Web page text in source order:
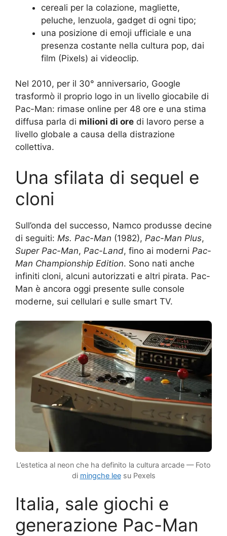
cereali per la colazione, magliette,
peluche, lenzuola, gadget di ogni tipo;
una posizione di emoji ufficiale e una
presenza costante nella cultura pop, dai
film (Pixels) ai videoclip.
Nel 2010, per il 30° anniversario, Google
trasformò il proprio logo in un livello giocabile di
Pac-Man: rimase online per 48 ore e una stima
diffusa parla di milioni di ore di lavoro perse a
livello globale a causa della distrazione
collettiva.
Una sfilata di sequel e
cloni
Sull’onda del successo, Namco produsse decine
di seguiti: Ms. Pac-Man (1982), Pac-Man Plus,
Super Pac-Man, Pac-Land, fino ai moderni Pac-
Man Championship Edition. Sono nati anche
infiniti cloni, alcuni autorizzati e altri pirata. Pac-
Man è ancora oggi presente sulle console
moderne, sui cellulari e sulle smart TV.
L’estetica al neon che ha definito la cultura arcade — Foto
di mingche leesu Pexels
Italia, sale giochi e
generazione Pac-Man